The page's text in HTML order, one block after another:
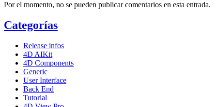
Por el momento, no se pueden publicar comentarios en esta entrada.
Categorías
Release infos
4D AIKit
4D Components
Generic
User Interface
Back End
Tutorial